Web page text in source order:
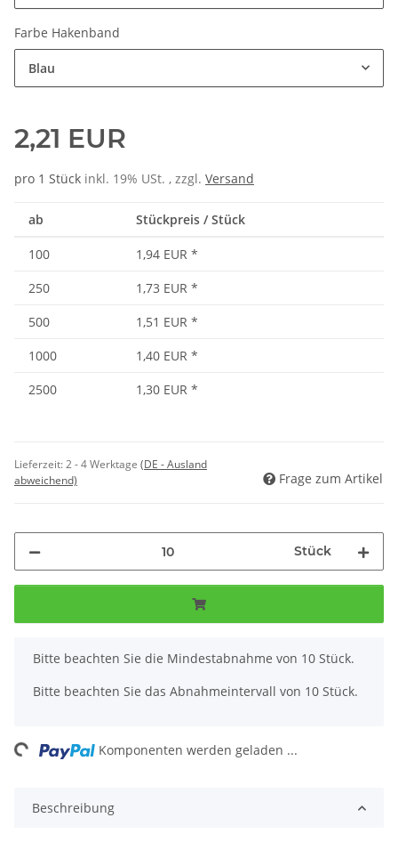
Farbe Hakenband
Blau
2,21 EUR
pro 1 Stück inkl. 19% USt. , zzgl. Versand
ab Stückpreis / Stück
100 1,94 EUR *
250
1,73 EUR *
500
1,51 EUR *
1000
1,40 EUR *
2500
1,30 EUR *
Lieferzeit:2 - 4 Werktage (DE - Ausland
abweichend)
Frage zum Artikel
Stück
x
Bitte beachten Sie die Mindestabnahme von 10 Stück.
Bitte beachten Sie das Abnahmeintervall von 10 Stück.
Komponenten werden geladen ...
Beschreibung